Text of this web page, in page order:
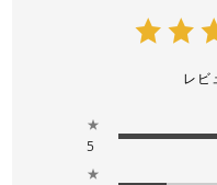
レビ
★
5
★